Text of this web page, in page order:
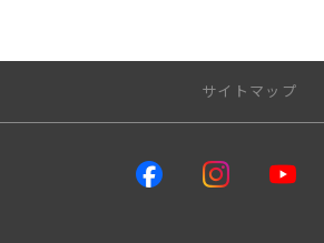
サイトマップ